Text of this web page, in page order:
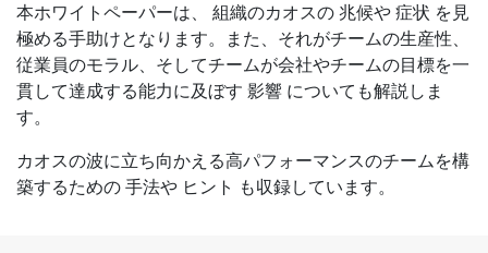
本ホワイトペーパーは、 組織のカオスの 兆候や 症状 を見
極める手助けとなります。また、それがチームの生産性、
従業員のモラル、そしてチームが会社やチームの目標を一
貫して達成する能力に及ぼす 影響 についても解説しま
す。
カオスの波に立ち向かえる高パフォーマンスのチームを構
築するための 手法や ヒント も収録しています。